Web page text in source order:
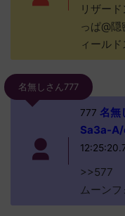
リザー
っぱ@
ィール
名無しさん777
777 名無
Sa3a-
>>577
ムーン